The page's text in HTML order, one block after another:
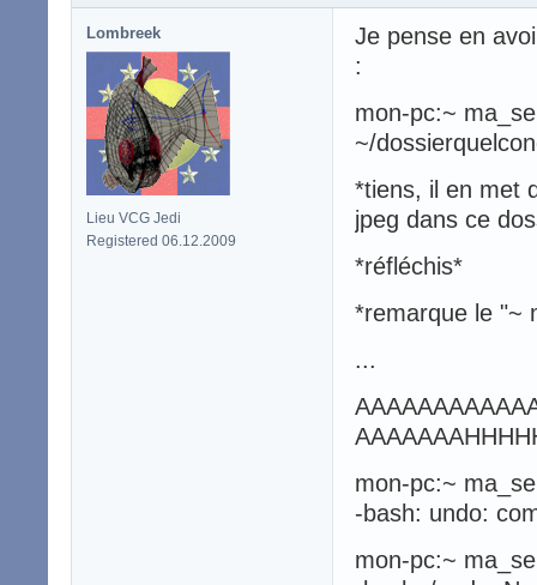
Lombreek
Lieu VCG Jedi
Registered 06.12.2009
Je pense en
:
mon-pc:~
~/
*tiens, il en met
jpeg dans ce
*réfléchis*
*remarque le "~
...
mon-pc:~
-bash: undo:
mon-pc:~